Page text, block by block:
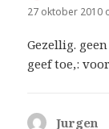
27 oktober 2010
Gezellig.
geef toe,:
Jurgen